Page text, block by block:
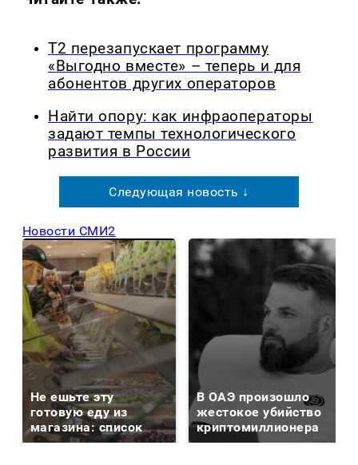
Т2 перезапускает программу
«Выгодно вместе» – теперь и для
абонентов других операторов
Найти опору: как инфраоператоры
задают темпы технологического
развития в России
Следующая новость ↓
Новости СМИ2
Не ешьте эту
готовую еду из
магазина: список
В ОАЭ произошло
жестокое убийство
криптомиллионера